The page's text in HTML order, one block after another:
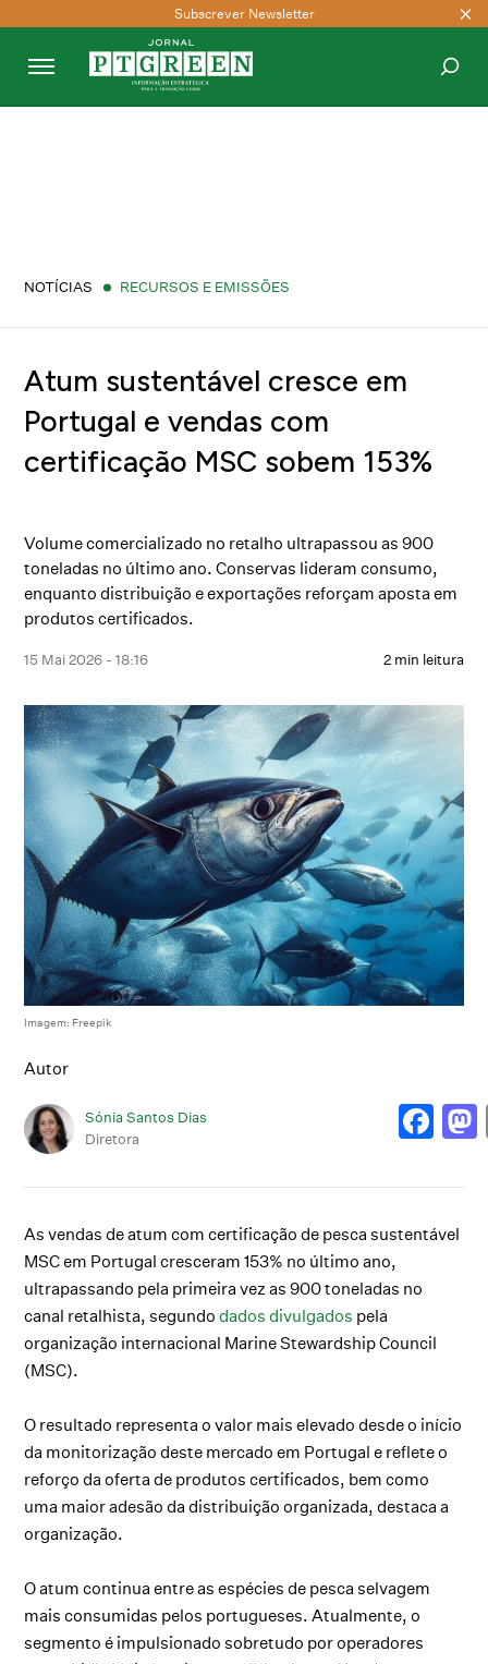
Subscrever Newsletter
NOTÍCIAS RECURSOS E EMISSÕES
Atum sustentável cresce em
Portugal e vendas com
certificação MSC sobem 153%
Volume comercializado no retalho ultrapassou as 900
toneladas no último ano. Conservas lideram consumo,
enquanto distribuição e exportações reforçam aposta em
produtos certificados.
15 Mai 2026 - 18:16 2 min leitura
Imagem: Freepik
Autor
Sónia Santos Dias
Diretora
As vendas de atum com certificação de pesca sustentável
MSC em Portugal cresceram 153% no último ano,
ultrapassando pela primeira vez as 900 toneladas no
canal retalhista, segundodados divulgados pela
organização internacional Marine Stewardship Council
(MSC).
O resultado representa o valor mais elevado desde o início
da monitorização deste mercado em Portugal e reflete o
reforço da oferta de produtos certificados, bem como
uma maior adesão da distribuição organizada, destaca a
organização.
O atum continua entre as espécies de pesca selvagem
mais consumidas pelos portugueses. Atualmente, o
segmento é impulsionado sobretudo por operadores